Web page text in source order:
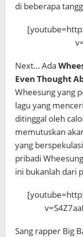
di beberapa
Next… Ada
Even Thought
Wheesung yang
lagu yang
ditinggal oleh
memutuskan
yang
pribadi
ini bukanlah dari
Sang rapper Big